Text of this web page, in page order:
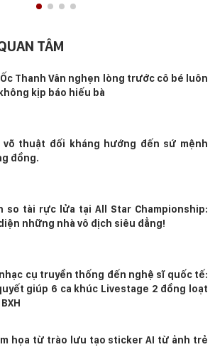
TÂM
Ốc Thanh Vân nghẹn lòng trước cô bé luôn
kịp báo hiếu bà
võ thuật đối kháng hướng đến sứ mệnh
đồng.
so tài rực lửa tại All Star Championship:
những nhà vô địch siêu đẳng!
cụ truyền thống đến nghệ sĩ quốc tế:
giúp 6 ca khúc Livestage 2 đồng loạt
họa từ trào lưu tạo sticker AI từ ảnh trẻ